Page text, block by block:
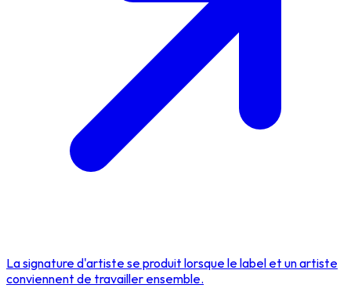
La signature d'artiste se produit lorsque le label et un artiste
conviennent de travailler ensemble.